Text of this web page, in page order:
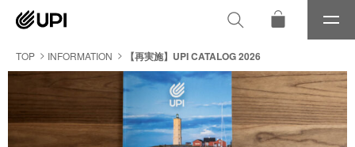
メ
ニ
ー
TOP INFORMATION 【再実施】UPI CATALOG 2026